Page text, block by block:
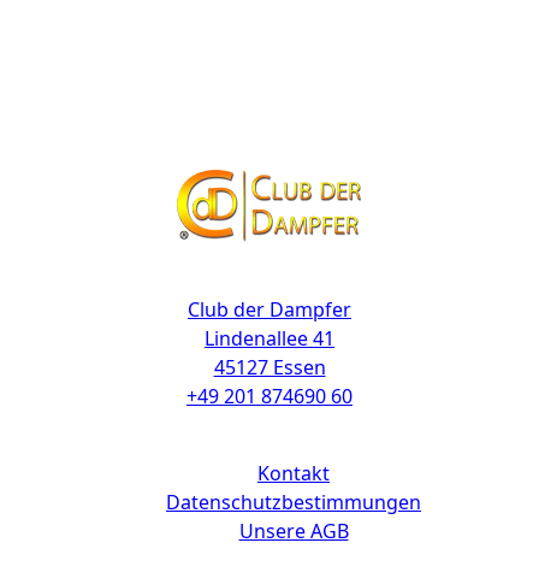
Club der Dampfer
Lindenallee 41
45127 Essen
+49 201 874690 60
Kontakt
Datenschutzbestimmungen
Unsere AGB